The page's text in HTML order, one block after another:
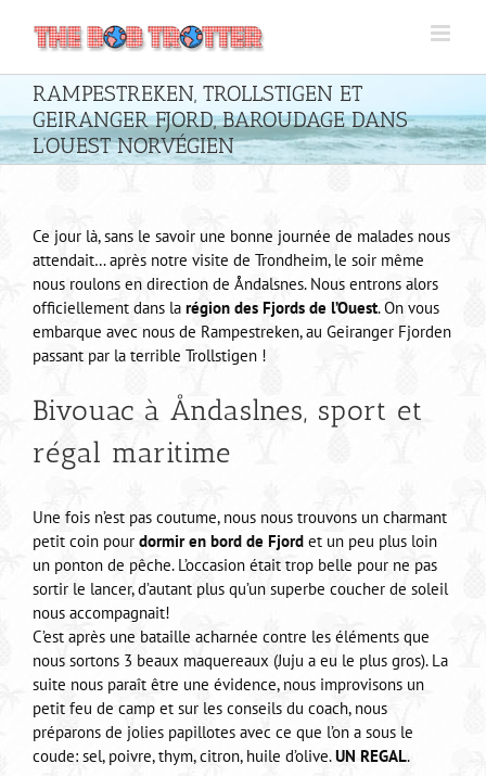
contenu
RAMPESTREKEN, TROLLSTIGEN ET
GEIRANGER FJORD, BAROUDAGE DANS
L’OUEST NORVÉGIEN
Ce jour là, sans le savoir une bonne journée de malades nous
attendait… après notre visite de Trondheim, le soir même
nous roulons en direction de Åndalsnes. Nous entrons alors
officiellement dans la région des Fjords de l’Ouest. On vous
embarque avec nous de Rampestreken, au Geiranger Fjorden
passant par la terrible Trollstigen !
Bivouac à Åndaslnes, sport et
régal maritime
Une fois n’est pas coutume, nous nous trouvons un charmant
petit coin pour dormir en bord de Fjord et un peu plus loin
un ponton de pêche. L’occasion était trop belle pour ne pas
sortir le lancer, d’autant plus qu’un superbe coucher de soleil
nous accompagnait!
C’est après une bataille acharnée contre les éléments que
nous sortons 3 beaux maquereaux (Juju a eu le plus gros). La
suite nous paraît être une évidence, nous improvisons un
petit feu de camp et sur les conseils du coach, nous
préparons de jolies papillotes avec ce que l’on a sous le
coude: sel, poivre, thym, citron, huile d’olive.UN REGAL.